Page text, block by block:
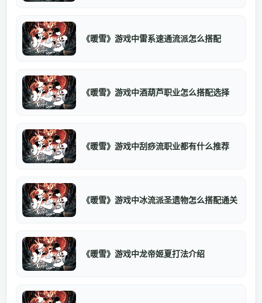
《暖雪》游戏中雷系速通流派怎么搭配
《暖雪》游戏中酒葫芦职业怎么搭配选择
《暖雪》游戏中刮痧流职业都有什么推荐
《暖雪》游戏中冰流派圣遗物怎么搭配通关
《暖雪》游戏中龙帝姬夏打法介绍